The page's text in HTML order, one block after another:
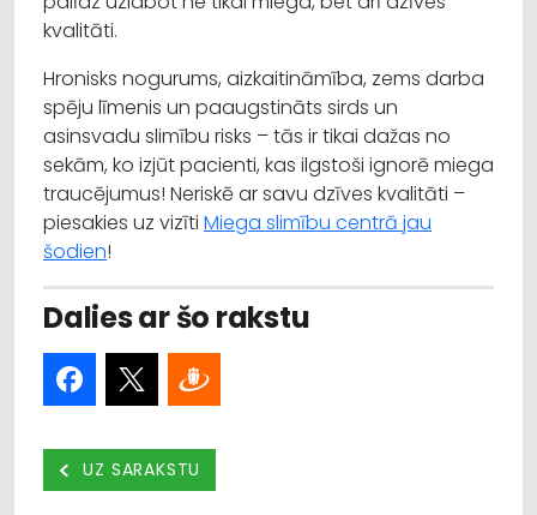
kvalitāti.
Hronisks nogurums, aizkaitināmība, zems darba
spēju līmenis un paaugstināts sirds un
asinsvadu slimību risks – tās ir tikai dažas no
sekām, ko izjūt pacienti, kas ilgstoši ignorē miega
traucējumus! Neriskē ar savu dzīves kvalitāti –
piesakies uz vizīti Miega slimību centrā jau
šodien!
Dalies ar šo rakstu
UZ SARAKSTU